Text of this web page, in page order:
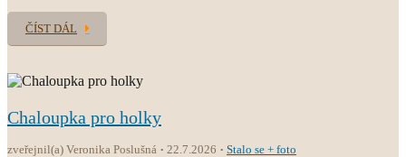
ČÍST DÁL
Chaloupka pro holky
zveřejnil(a) Veronika Poslušná 22.7.2026 Stalo se + foto